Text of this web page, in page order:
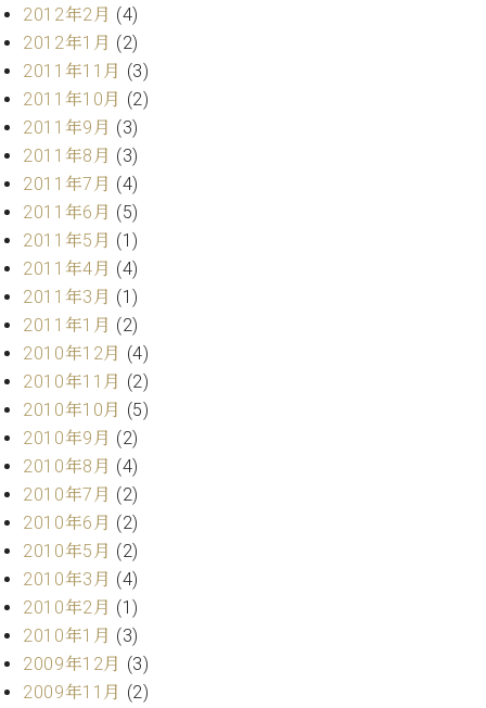
2012年2月 (4)
2012年1月 (2)
2011年11月 (3)
2011年10月 (2)
2011年9月 (3)
2011年8月 (3)
2011年7月 (4)
2011年6月 (5)
2011年5月 (1)
2011年4月 (4)
2011年3月 (1)
2011年1月 (2)
2010年12月 (4)
2010年11月 (2)
2010年10月 (5)
2010年9月 (2)
2010年8月 (4)
2010年7月 (2)
2010年6月 (2)
2010年5月 (2)
2010年3月 (4)
2010年2月 (1)
2010年1月 (3)
2009年12月 (3)
2009年11月 (2)